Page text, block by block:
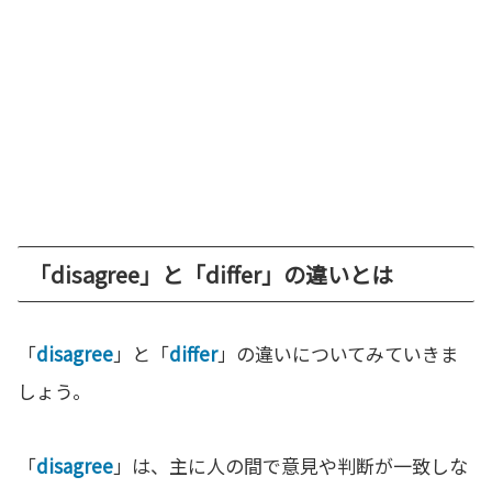
「disagree」と「differ」の違いとは
「disagree」と「differ」の違いについてみていきま
しょう。
「disagree」は、主に人の間で意見や判断が一致しな